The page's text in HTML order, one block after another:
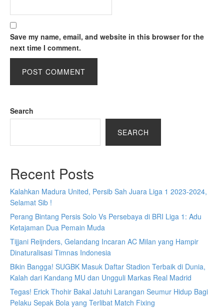
Save my name, email, and website in this browser for the
next time I comment.
Search
SEARCH
Recent Posts
Kalahkan Madura United, Persib Sah Juara Liga 1 2023-2024,
Selamat Sib !
Perang Bintang Persis Solo Vs Persebaya di BRI Liga 1: Adu
Ketajaman Dua Pemain Muda
Tijjani Reijnders, Gelandang Incaran AC Milan yang Hampir
Dinaturalisasi Timnas Indonesia
Bikin Bangga! SUGBK Masuk Daftar Stadion Terbaik di Dunia,
Kalah dari Kandang MU dan Ungguli Markas Real Madrid
Tegas! Erick Thohir Bakal Jatuhi Larangan Seumur Hidup Bagi
Pelaku Sepak Bola yang Terlibat Match Fixing